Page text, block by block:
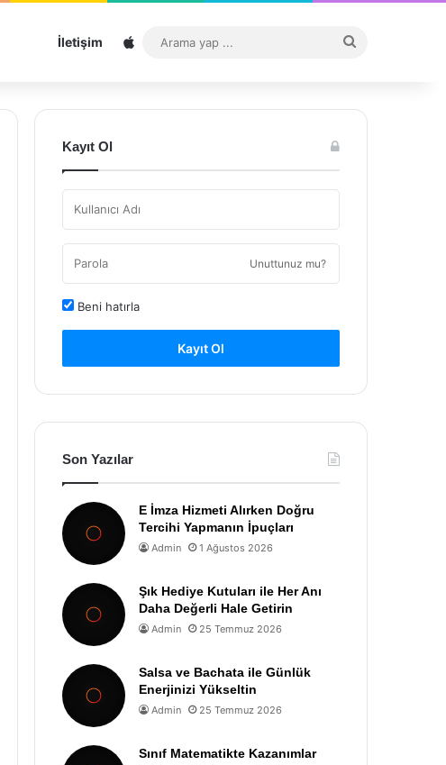
İletişim Sitemap
...
Kayıt Ol
Unuttunuz mu?
Beni hatırla
Kayıt Ol
Son Yazılar
E İmza Hizmeti Alırken Doğru
Tercihi Yapmanın İpuçları
Admin 1 Ağustos 2026
Şık Hediye Kutuları ile Her Anı
Daha Değerli Hale Getirin
Admin 25 Temmuz 2026
Salsa ve Bachata ile Günlük
Enerjinizi Yükseltin
Admin 25 Temmuz 2026
Sınıf Matematikte Kazanımlar